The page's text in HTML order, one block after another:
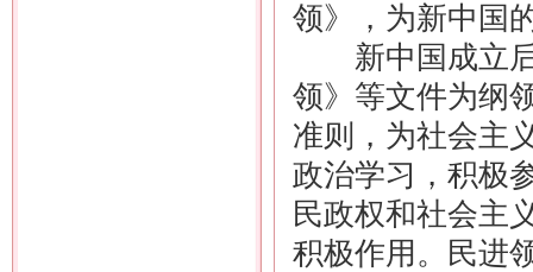
领》，为新中国
新中国成立后
领》等文件为纲
准则，为社会主
政治学习，积极
民政权和社会主
积极作用。民进